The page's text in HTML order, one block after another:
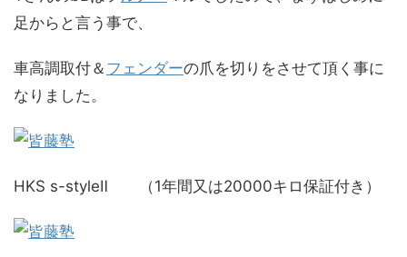
足からと言う事で、
車高調取付＆ フェンダーの爪を切りをさせて頂く事に
なりました。
HKS s-styleⅡ （1年間又は20000キロ保証付き）